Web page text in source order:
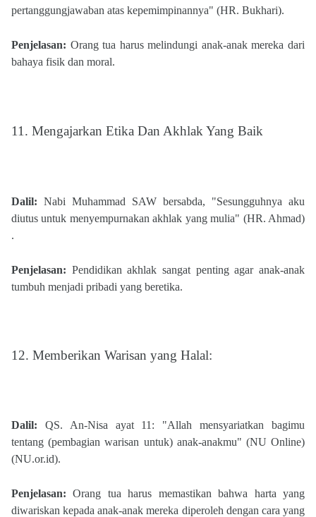
pertanggungjawaban atas kepemimpinannya" (HR. Bukhari)​​.
Penjelasan: Orang tua harus melindungi anak-anak mereka dari
bahaya fisik dan moral.
11 . Mengajarkan Etika Dan Akhlak Yang Baik
Dalil: Nabi Muhammad SAW bersabda, "Sesungguhnya aku
diutus untuk menyempurnakan akhlak yang mulia" (HR. Ahmad)​
.
Penjelasan: Pendidikan akhlak sangat penting agar anak-anak
tumbuh menjadi pribadi yang beretika.
12. Memberikan Warisan yang Halal:
Dalil: QS. An-Nisa ayat 11: "Allah mensyariatkan bagimu
tentang (pembagian warisan untuk) anak-anakmu"​ (NU Online)​​
(NU.or.id)​.
Penjelasan: Orang tua harus memastikan bahwa harta yang
diwariskan kepada anak-anak mereka diperoleh dengan cara yang